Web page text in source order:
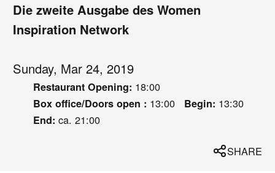
Die zweite Ausgabe des Women
Inspiration Network
Sunday, Mar 24, 2019
Restaurant Opening: 18:00
Box office/Doors open : 13:00 Begin: 13:30
End: ca. 21:00
SHARE